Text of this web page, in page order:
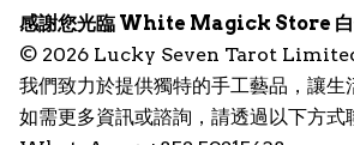
感謝您光臨 White Magick Store 白
© 2026 Lucky Seven Tarot
我們致力於提供獨特的手工藝品，讓生
如需更多資訊或諮詢，請透過以下方式